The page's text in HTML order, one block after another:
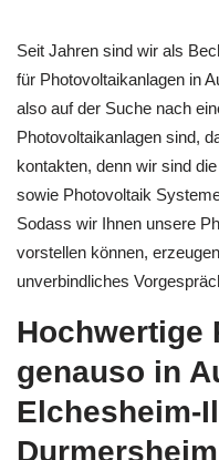
Seit Jahren sind wir als
für Photovoltaikanlagen in
also auf der Suche nach
Photovoltaikanlagen sind,
kontakten, denn wir sind
sowie Photovoltaik
Sodass wir Ihnen unsere
vorstellen können,
unverbindliches
Hochwertige
genauso in
Elchesheim-